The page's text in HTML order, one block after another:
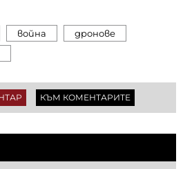
война
дронове
КЪМ КОМЕНТАРИТЕ